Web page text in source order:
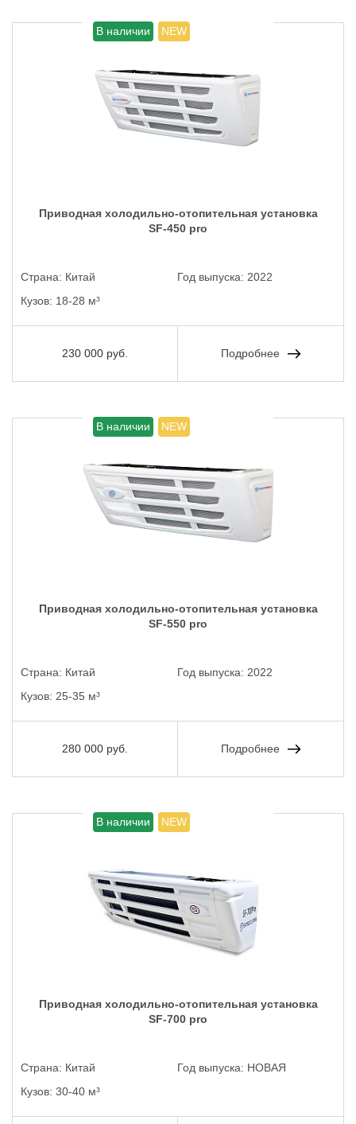
В наличии NEW
Приводная холодильно-отопительная установка
SF-450 pro
Страна: Китай Год выпуска: 2022
Кузов: 18-28 м³
230 000 руб. Подробнее
В наличии NEW
Приводная холодильно-отопительная установка
SF-550 pro
Страна: Китай Год выпуска: 2022
Кузов: 25-35 м³
280 000 руб. Подробнее
В наличии NEW
Приводная холодильно-отопительная установка
SF-700 pro
Страна: Китай Год выпуска: НОВАЯ
Кузов: 30-40 м³